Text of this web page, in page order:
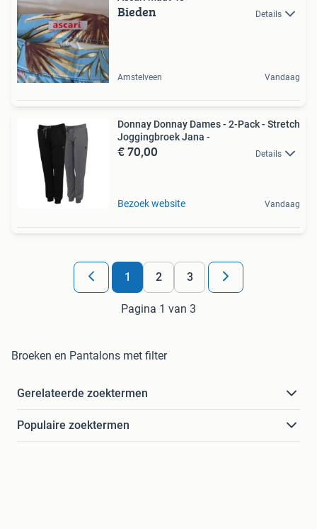
Bieden Details
Amstelveen Vandaag
Donnay Donnay Dames - 2-Pack - Stretch
Joggingbroek Jana -
€ 70,00 Details
Bezoek website Vandaag
1 2 3
Pagina 1 van 3
Broeken en Pantalons met filter
Gerelateerde zoektermen
Populaire zoektermen